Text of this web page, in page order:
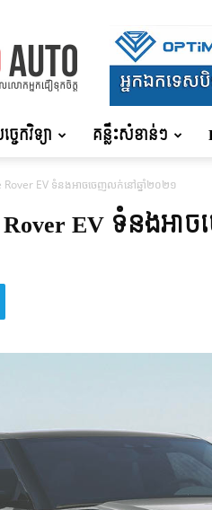
ចេកវិទ្យា គន្លឹះសំខាន់ៗ
Rover EV ទំនងអាចចេញលក់នៅឆ្នាំ២០២១
EV ទំនងអ